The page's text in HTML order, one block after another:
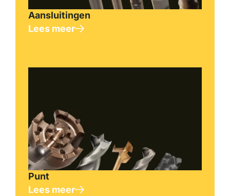
Aansluitingen
Lees meer
Punt
Lees meer